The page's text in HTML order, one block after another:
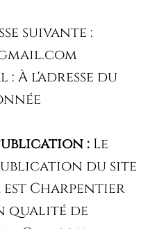
suivante :
À l'adresse du
: Le
du site
Charpentier
qualité de